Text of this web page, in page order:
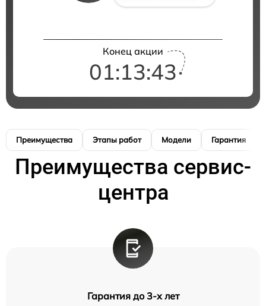
Конец акции
01:13:42
Преимущества Этапы работ Модели Гарантия
Преимущества сервис-
центра
Гарантия до 3-х лет